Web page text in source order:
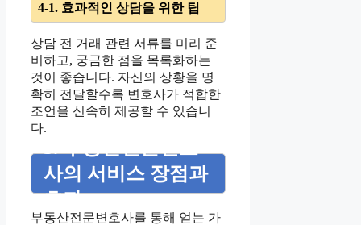
4-1. 효과적인 상담을 위한 팁
상담 전 거래 관련 서류를 미리 준
비하고, 궁금한 점을 목록화하는
것이 좋습니다. 자신의 상황을 명
확히 전달할수록 변호사가 적합한
조언을 신속히 제공할 수 있습니
다.
사의 서비스 장점과
효과
부동산전문변호사를 통해 얻는 가